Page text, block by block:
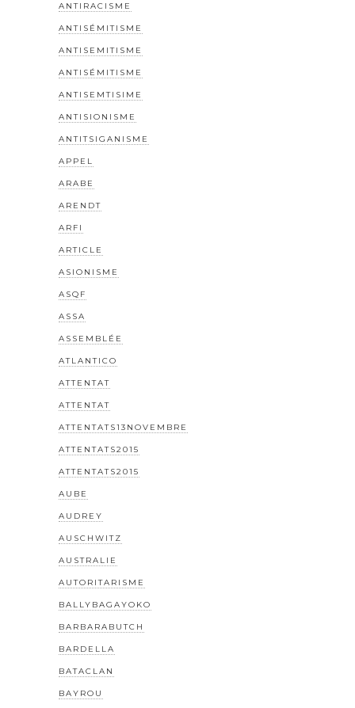
ANTIRACISME
ANTISÉMITISME
ANTISEMITISME
ANTISÉMITISME
ANTISEMTISIME
ANTISIONISME
ANTITSIGANISME
APPEL
ARABE
ARENDT
ARFI
ARTICLE
ASIONISME
ASQF
ASSA
ASSEMBLÉE
ATLANTICO
ATTENTAT
ATTENTAT
ATTENTATS13NOVEMBRE
ATTENTATS2015
ATTENTATS2015
AUBE
AUDREY
AUSCHWITZ
AUSTRALIE
AUTORITARISME
BALLYBAGAYOKO
BARBARABUTCH
BARDELLA
BATACLAN
BAYROU